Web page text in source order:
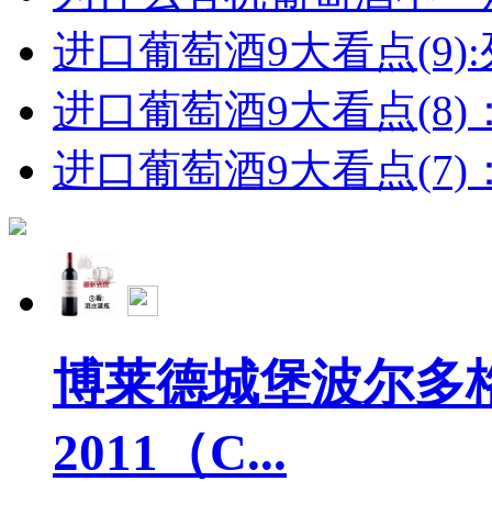
进口葡萄酒9大看点(9):
进口葡萄酒9大看点(8)
进口葡萄酒9大看点(7)
博莱德城堡波尔多
2011（C...